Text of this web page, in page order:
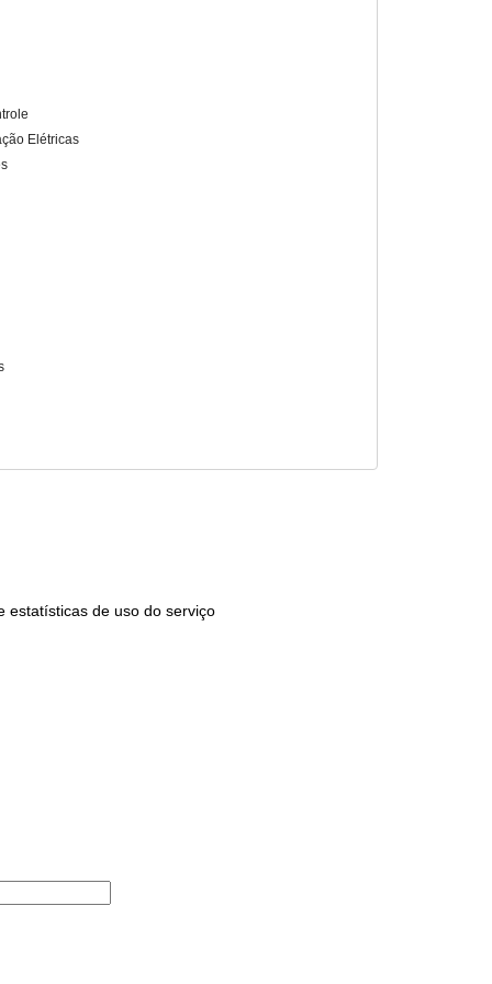
Elétricas
estatísticas de uso do serviço